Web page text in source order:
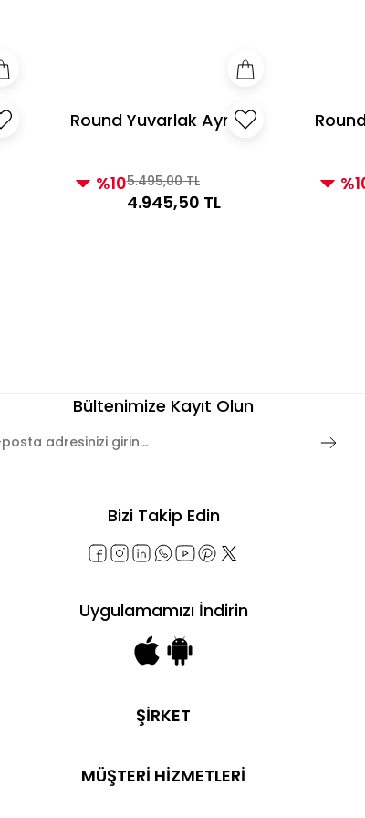
3000 TL ve Üzeri
Round Yuvarlak Ayna
%105.495,00 TL
4.945,50 TL
Bültenimize Kayıt Olun
Bizi Takip Edin
Uygulamamızı İndirin
ŞİRKET
Hakkımızda
MÜŞTERİ HİZMETLERİ